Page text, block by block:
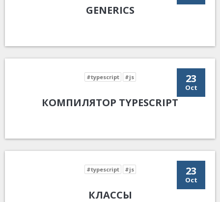
GENERICS
23
Oct
#typescript #js
КОМПИЛЯТОР TYPESCRIPT
23
Oct
#typescript #js
КЛАССЫ